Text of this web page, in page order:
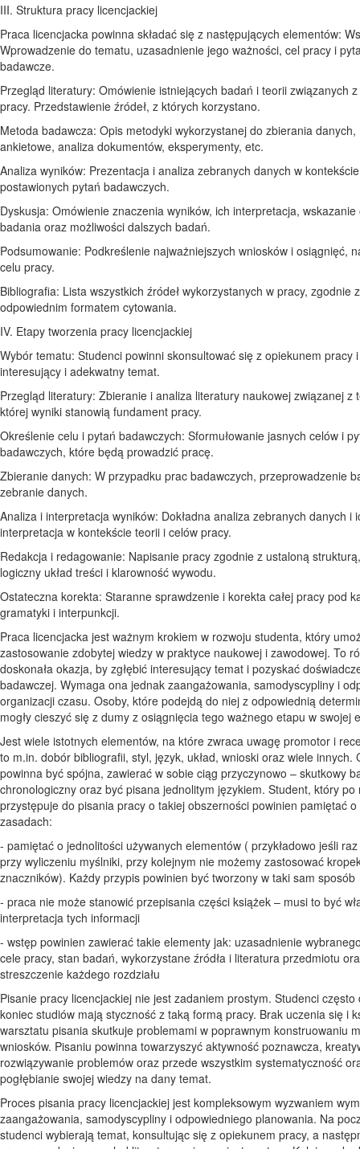
III. Struktura pracy licencjackiej
Praca licencjacka powinna składać się z następujących elementów:
Wprowadzenie do tematu, uzasadnienie jego ważności, cel pracy i
badawcze.
Przegląd literatury: Omówienie istniejących badań i teorii związanych
pracy. Przedstawienie źródeł, z których korzystano.
Metoda badawcza: Opis metodyki wykorzystanej do zbierania
ankietowe, analiza dokumentów, eksperymenty, etc.
Analiza wyników: Prezentacja i analiza zebranych danych w kontekście
postawionych pytań badawczych.
Dyskusja: Omówienie znaczenia wyników, ich interpretacja,
badania oraz możliwości dalszych badań.
Podsumowanie: Podkreślenie najważniejszych wniosków i osiągnięć,
celu pracy.
Bibliografia: Lista wszystkich źródeł wykorzystanych w pracy, zgodnie z
odpowiednim formatem cytowania.
IV. Etapy tworzenia pracy licencjackiej
Wybór tematu: Studenci powinni skonsultować się z opiekunem pracy
interesujący i adekwatny temat.
Przegląd literatury: Zbieranie i analiza literatury naukowej związanej z
której wyniki stanowią fundament pracy.
Określenie celu i pytań badawczych: Sformułowanie jasnych celów i
badawczych, które będą prowadzić pracę.
Zbieranie danych: W przypadku prac badawczych, przeprowadzenie
zebranie danych.
Analiza i interpretacja wyników: Dokładna analiza zebranych danych i
interpretacja w kontekście teorii i celów pracy.
Redakcja i redagowanie: Napisanie pracy zgodnie z ustaloną
logiczny układ treści i klarowność wywodu.
Ostateczna korekta: Staranne sprawdzenie i korekta całej pracy pod
gramatyki i interpunkcji.
Praca licencjacka jest ważnym krokiem w rozwoju studenta, który
zastosowanie zdobytej wiedzy w praktyce naukowej i zawodowej. To
doskonała okazja, by zgłębić interesujący temat i pozyskać
badawczej. Wymaga ona jednak zaangażowania, samodyscypliny i
organizacji czasu. Osoby, które podejdą do niej z odpowiednią
mogły cieszyć się z dumy z osiągnięcia tego ważnego etapu w swojej
Jest wiele istotnych elementów, na które zwraca uwagę promotor i
to m.in. dobór bibliografii, styl, język, układ, wnioski oraz wiele innych.
powinna być spójna, zawierać w sobie ciąg przyczynowo – skutkowy
chronologiczny oraz być pisana jednolitym językiem. Student, który po
przystępuje do pisania pracy o takiej obszerności powinien pamiętać o
zasadach:
- pamiętać o jednolitości używanych elementów ( przykładowo jeśli
przy wyliczeniu myślniki, przy kolejnym nie możemy zastosować
znaczników). Każdy przypis powinien być tworzony w taki sam sposób
- praca nie może stanowić przepisania części książek – musi to być
interpretacja tych informacji
- wstęp powinien zawierać takie elementy jak: uzasadnienie
cele pracy, stan badań, wykorzystane źródła i literatura przedmiotu
streszczenie każdego rozdziału
Pisanie pracy licencjackiej nie jest zadaniem prostym. Studenci często
koniec studiów mają styczność z taką formą pracy. Brak uczenia się i
warsztatu pisania skutkuje problemami w poprawnym konstruowaniu
wniosków. Pisaniu powinna towarzyszyć aktywność poznawcza,
rozwiązywanie problemów oraz przede wszystkim systematyczność
pogłębianie swojej wiedzy na dany temat.
Proces pisania pracy licencjackiej jest kompleksowym wyzwaniem
zaangażowania, samodyscypliny i odpowiedniego planowania. Na
studenci wybierają temat, konsultując się z opiekunem pracy, a